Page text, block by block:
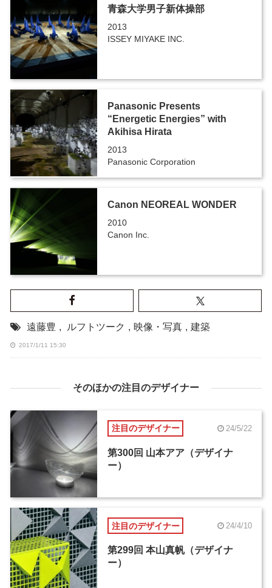
青森大学男子新体操部
2013
ISSEY MIYAKE INC.
Panasonic Presents
“Energetic Energies” with
Akihisa Hirata
2013
Panasonic Corporation
Canon NEOREAL WONDER
2010
Canon Inc.
遠藤豊 , ルフトツーク , 映像・写真 , 建築
2017/1/11 15:30
そのほかの注目のデザイナー
注目のデザイナー 24/5/22
第300回 山本アア（デザイナ
ー）
注目のデザイナー 24/4/10
第299回 本山真帆（デザイナ
ー）